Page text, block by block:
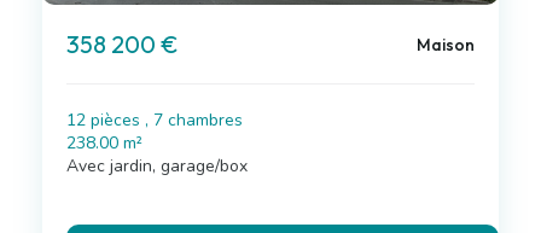
358 200 € Maison
12 pièces , 7 chambres
238.00 m²
Avec jardin, garage/box